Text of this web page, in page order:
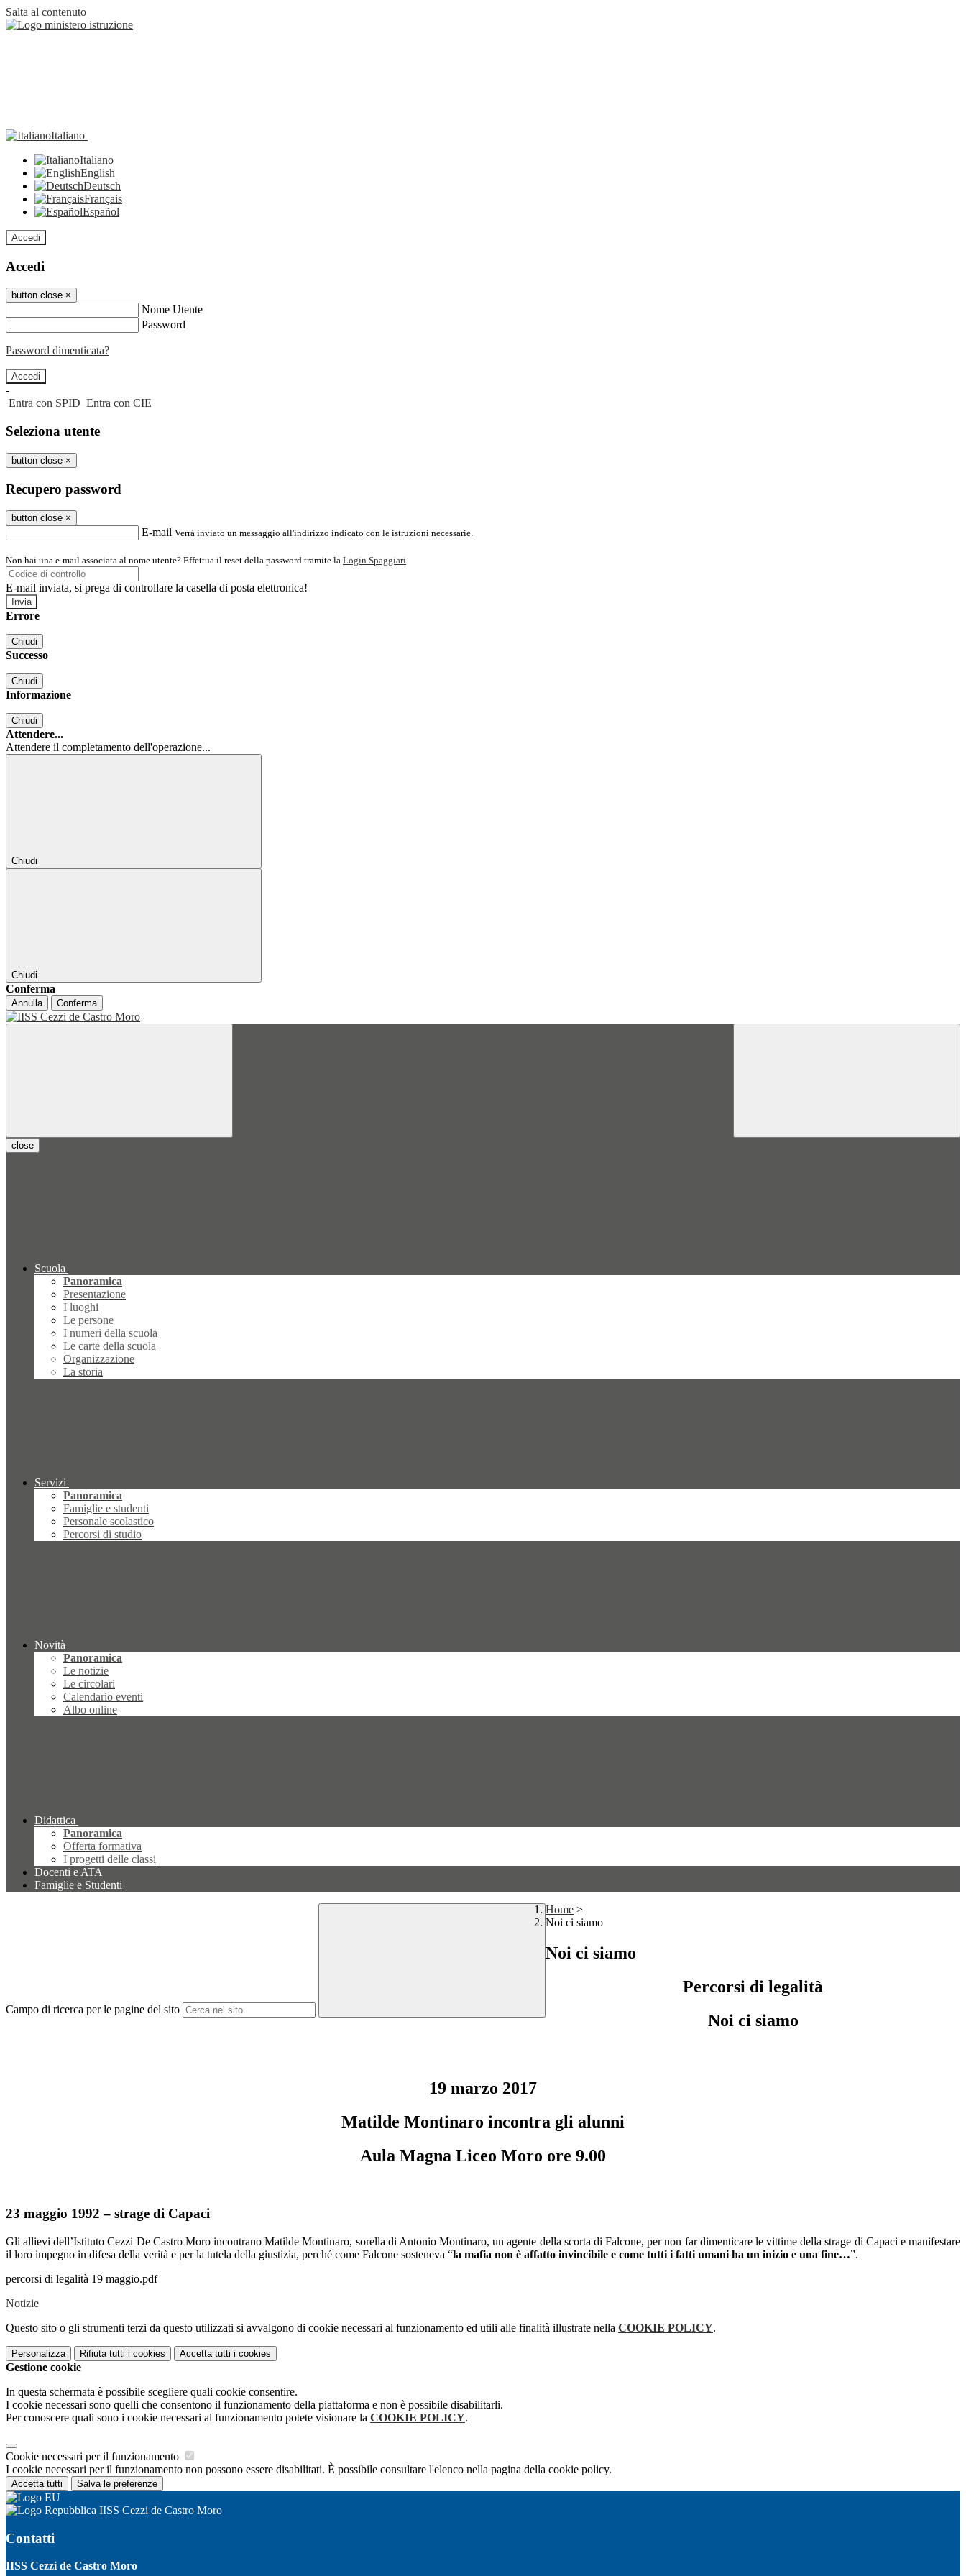
Salta al contenuto
Italiano
Italiano
English
Deutsch
Français
Español
Accedi
Accedi
button close ×
Nome Utente
Password
Password dimenticata?
-
Entra con SPID Entra con CIE
Seleziona utente
button close ×
Recupero password
button close ×
E-mail Verrà inviato un messaggio all'indirizzo indicato con le istruzioni necessarie.
Non hai una e-mail associata al nome utente? Effettua il reset della password tramite la Login Spaggiari
E-mail inviata, si prega di controllare la casella di posta elettronica!
Errore
Chiudi
Successo
Chiudi
Informazione
Chiudi
Attendere...
Attendere il completamento dell'operazione...
Chiudi
Chiudi
Conferma
Annulla Conferma
close
Scuola
Panoramica
Presentazione
I luoghi
Le persone
I numeri della scuola
Le carte della scuola
Organizzazione
La storia
Servizi
Panoramica
Famiglie e studenti
Personale scolastico
Percorsi di studio
Novità
Panoramica
Le notizie
Le circolari
Calendario eventi
Albo online
Didattica
Panoramica
Offerta formativa
I progetti delle classi
Docenti e ATA
Famiglie e Studenti
Campo di ricerca per le pagine del sito
Home >
Noi ci siamo
Noi ci siamo
Percorsi di legalità
Noi ci siamo
19 marzo 2017
Matilde Montinaro incontra gli alunni
Aula Magna Liceo Moro ore 9.00
23 maggio 1992 – strage di Capaci
Gli allievi dell’Istituto Cezzi De Castro Moro incontrano Matilde Montinaro, sorella di Antonio Montinaro, un agente della scorta di Falcone, per non far dimenticare le vittime della strage di Capaci e manifestare
il loro impegno in difesa della verità e per la tutela della giustizia, perché come Falcone sosteneva “la mafia non è affatto invincibile e come tutti i fatti umani ha un inizio e una fine…”.
percorsi di legalità 19 maggio.pdf
Notizie
Questo sito o gli strumenti terzi da questo utilizzati si avvalgono di cookie necessari al funzionamento ed utili alle finalità illustrate nella COOKIE POLICY.
Personalizza Rifiuta tutti i cookies Accetta tutti i cookies
Gestione cookie
In questa schermata è possibile scegliere quali cookie consentire.
I cookie necessari sono quelli che consentono il funzionamento della piattaforma e non è possibile disabilitarli.
Per conoscere quali sono i cookie necessari al funzionamento potete visionare la COOKIE POLICY.
Cookie necessari per il funzionamento
I cookie necessari per il funzionamento non possono essere disabilitati. È possibile consultare l'elenco nella pagina della cookie policy.
Accetta tutti Salva le preferenze
IISS Cezzi de Castro Moro
Contatti
IISS Cezzi de Castro Moro